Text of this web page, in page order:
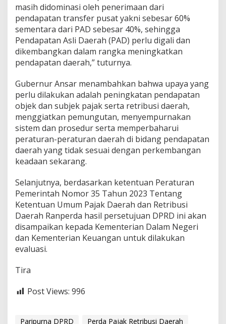
masih didominasi oleh penerimaan dari
pendapatan transfer pusat yakni sebesar 60%
sementara dari PAD sebesar 40%, sehingga
Pendapatan Asli Daerah (PAD) perlu digali dan
dikembangkan dalam rangka meningkatkan
pendapatan daerah,” tuturnya.
Gubernur Ansar menambahkan bahwa upaya yang
perlu dilakukan adalah peningkatan pendapatan
objek dan subjek pajak serta retribusi daerah,
menggiatkan pemungutan, menyempurnakan
sistem dan prosedur serta memperbaharui
peraturan-peraturan daerah di bidang pendapatan
daerah yang tidak sesuai dengan perkembangan
keadaan sekarang.
Selanjutnya, berdasarkan ketentuan Peraturan
Pemerintah Nomor 35 Tahun 2023 Tentang
Ketentuan Umum Pajak Daerah dan Retribusi
Daerah Ranperda hasil persetujuan DPRD ini akan
disampaikan kepada Kementerian Dalam Negeri
dan Kementerian Keuangan untuk dilakukan
evaluasi.
Tira
Post Views: 996
Paripurna DPRD Perda Pajak Retribusi Daerah